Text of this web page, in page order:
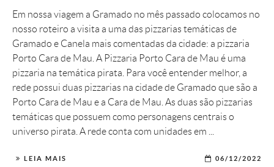
Em nossa viagem a Gramado no mês passado colocamos no
nosso roteiro a visita a uma das pizzarias temáticas de
Gramado e Canela mais comentadas da cidade: a pizzaria
Porto Cara de Mau. A Pizzaria Porto Cara de Mau é uma
pizzaria na temática pirata. Para você entender melhor, a
rede possui duas pizzarias na cidade de Gramado que são a
Porto Cara de Mau e a Cara de Mau. As duas são pizzarias
temáticas que possuem como personagens centrais o
universo pirata. A rede conta com unidades em ...
LEIA MAIS 06/12/2022